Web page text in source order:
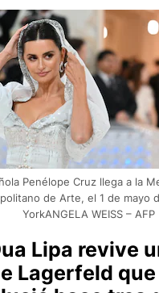
Penélope Cruz llega a la
de Arte, el 1 de mayo
YorkANGELA WEISS – AFP
Lipa revive
Lagerfeld